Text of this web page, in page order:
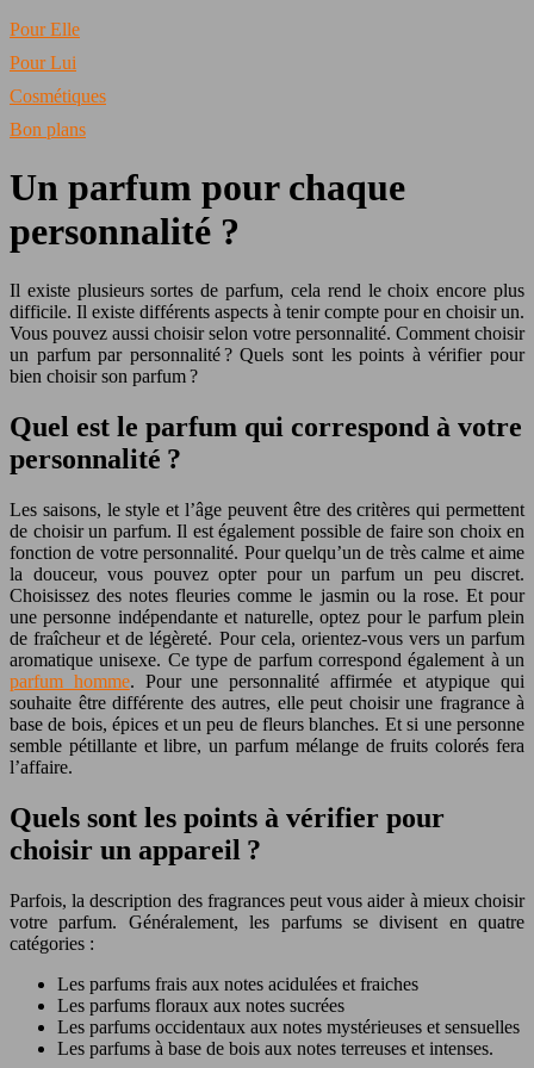
Pour Elle
Pour Lui
Cosmétiques
Bon plans
Un parfum pour chaque
personnalité ?
Il existe plusieurs sortes de parfum, cela rend le choix encore plus
difficile. Il existe différents aspects à tenir compte pour en choisir un.
Vous pouvez aussi choisir selon votre personnalité. Comment choisir
un parfum par personnalité ? Quels sont les points à vérifier pour
bien choisir son parfum ?
Quel est le parfum qui correspond à votre
personnalité ?
Les saisons, le style et l’âge peuvent être des critères qui permettent
de choisir un parfum. Il est également possible de faire son choix en
fonction de votre personnalité. Pour quelqu’un de très calme et aime
la douceur, vous pouvez opter pour un parfum un peu discret.
Choisissez des notes fleuries comme le jasmin ou la rose. Et pour
une personne indépendante et naturelle, optez pour le parfum plein
de fraîcheur et de légèreté. Pour cela, orientez-vous vers un parfum
aromatique unisexe. Ce type de parfum correspond également à un
parfum homme. Pour une personnalité affirmée et atypique qui
souhaite être différente des autres, elle peut choisir une fragrance à
base de bois, épices et un peu de fleurs blanches. Et si une personne
semble pétillante et libre, un parfum mélange de fruits colorés fera
l’affaire.
Quels sont les points à vérifier pour
choisir un appareil ?
Parfois, la description des fragrances peut vous aider à mieux choisir
votre parfum. Généralement, les parfums se divisent en quatre
catégories :
Les parfums frais aux notes acidulées et fraiches
Les parfums floraux aux notes sucrées
Les parfums occidentaux aux notes mystérieuses et sensuelles
Les parfums à base de bois aux notes terreuses et intenses.